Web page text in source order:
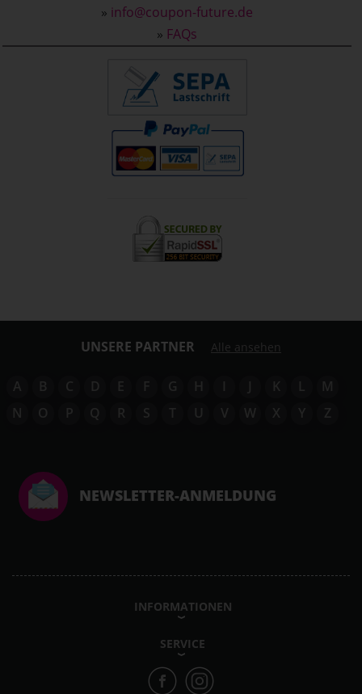
» info@coupon-future.de
» FAQs
UNSERE PARTNER Alle ansehen
A B C D E F G H I J K L
M
N
O P Q R S T U V W X Y Z
NEWSLETTER-ANMELDUNG
INFORMATIONEN
SERVICE